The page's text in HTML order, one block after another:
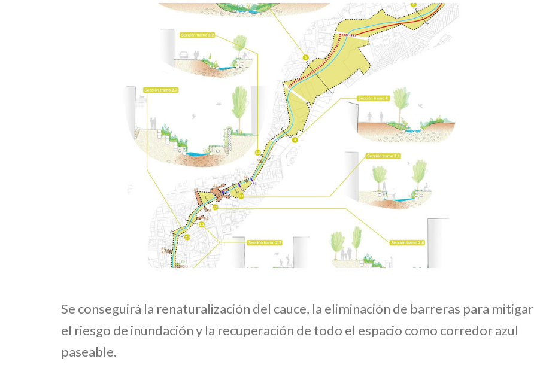
Se conseguirá la renaturalización del cauce, la eliminación de barreras para mitigar
el riesgo de inundación y la recuperación de todo el espacio como corredor azul
paseable.